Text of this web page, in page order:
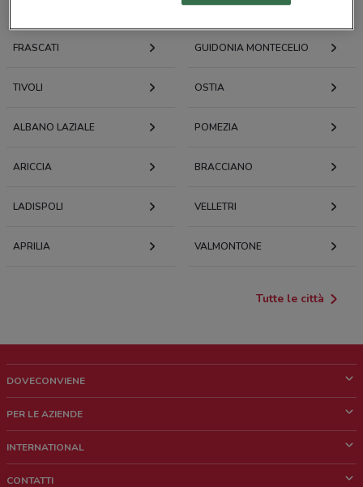
CIAMPINO
FRASCATI GUIDONIA MONTECELIO
TIVOLI OSTIA
ALBANO LAZIALE POMEZIA
ARICCIA BRACCIANO
LADISPOLI VELLETRI
APRILIA VALMONTONE
Tutte le città
DOVECONVIENE
Chi siamo
PER LE AZIENDE
Richieste commerciali e marketing
INTERNATIONAL
CONTATTI